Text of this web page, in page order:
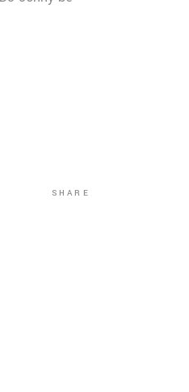
SHARE